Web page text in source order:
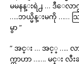
မမနန္းရဲ႕ … ဒီေလ
…..ဘယ္မိန္းမကို …… သ
မွာ ”
” အင္း … အင့္ …..
က္တာဟာ ……. မင္း